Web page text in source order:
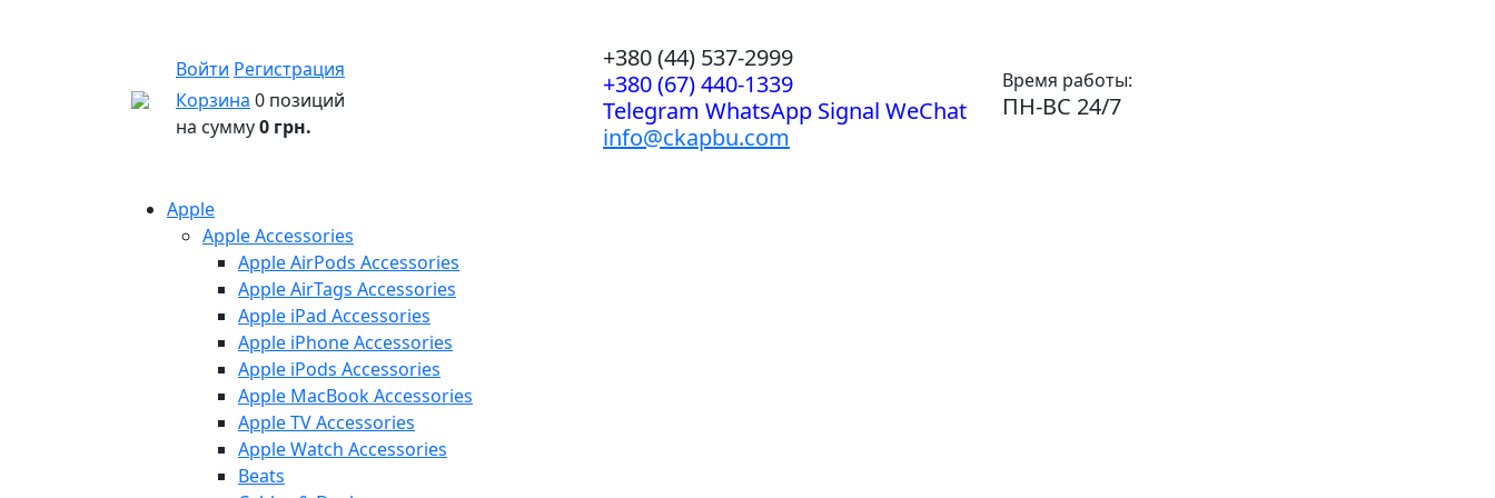
Войти Регистрация
Корзина 0 позиций
на сумму0 грн.
+380 (44) 537-2999
+380 (67) 440-1339
Telegram WhatsApp Signal WeChat
info@ckapbu.com
Время работы:
ПН-ВС 24/7
Apple
Apple Accessories
Apple AirPods Accessories
Apple AirTags Accessories
Apple iPad Accessories
Apple iPhone Accessories
Apple iPods Accessories
Apple MacBook Accessories
Apple TV Accessories
Apple Watch Accessories
Beats